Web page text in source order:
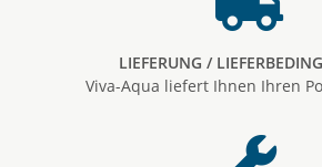
LIEFERUNG /
Viva-Aqua liefert Ihnen Ihren